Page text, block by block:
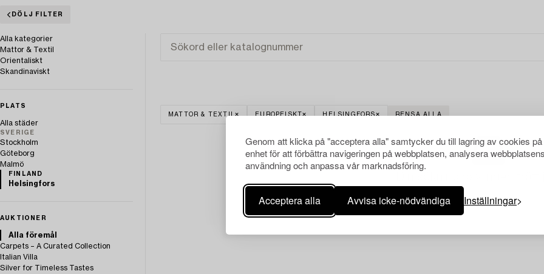
Genom att klicka på "acceptera alla" samtycker du till lagring av cookies
enhet för att förbättra navigeringen på webbplatsen, analysera webbplatsens
användning och anpassa vår marknadsföring.
Acceptera alla Avvisa icke-nödvändiga Inställningar
DÖLJ FILTER
Alla kategorier
Mattor & Textil
Orientaliskt
Skandinaviskt
PLATS
Alla städer
SVERIGE
Stockholm
Göteborg
Malmö
FINLAND
Helsingfors
AUKTIONER
Alla föremål
Carpets – A Curated Collection
Italian Villa
Silver for Timeless Tastes
MATTOR & TEXTIL EUROPEISKT HELSINGFORS RENSA ALLA